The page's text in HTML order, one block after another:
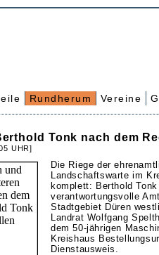
Rundherum Vereine
Tonk nach dem
UHR]
Die Riege der
Landschaftswarte im
komplett: Berthold
verantwortungsvolle
Stadtgebiet Düren
Landrat Wolfgang
dem 50-jährigen
Kreishaus
Dienstausweis.